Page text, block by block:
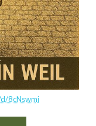
8cNswmj